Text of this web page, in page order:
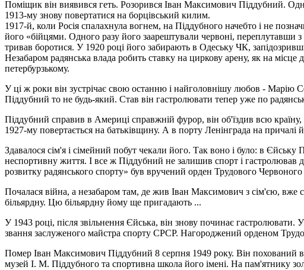
Поміщик він виявився геть. Розорився Іван Максимович Піддубний.
1913-му знову повертатися на борцівський килим.
1917-й, коли Росія спалахнула вогнем, на Піддубного начебто і не
його «бійцями. Одного разу його заарештували червоні,
тривав боротися. У 1920 році його забирають в Одеську ЧК,
Незабаром радянська влада робить ставку на циркову арену, як на
петербурзькому.
У ці ж роки він зустрічає свою останню і найголовнішу любов - Марію
Піддубний то не будь-який. Став він гастролювати тепер уже по
Піддубний справив в Америці справжній фурор, він об'їздив всю
1927-му повертається на батьківщину. А в порту Ленінграда на причалі
Здавалося сім'я і сімейний побут чекали його. Так воно і було: в
неспортивну життя. І все ж Піддубний не залишив спорт і гастролював
розвитку радянського спорту» був вручений орден Трудового
Почалася війна, а незабаром там, де жив Іван Максимович з сім'єю, вже
більярдну. Цю більярдну йому ще пригадають ...
У 1943 році, після звільнення Єйська, він знову починає
звання заслуженого майстра спорту СРСР. Нагороджений орденом
Помер Іван Максимович Піддубний 8 серпня 1949 року. Він похований
музей І. М. Піддубного та спортивна школа його імені. На пам'ятнику